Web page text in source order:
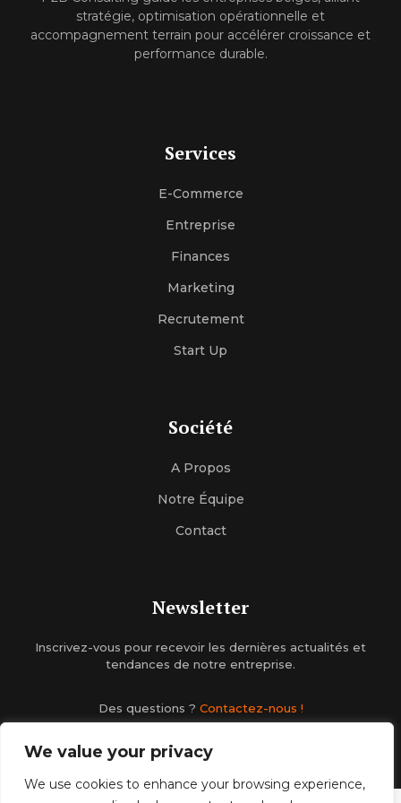
We value your privacy
We use cookies to enhance your browsing experience,
stratégie, optimisation opérationnelle et
accompagnement terrain pour accélérer croissance et
performance durable.
Services
E-Commerce
Entreprise
Finances
Marketing
Recrutement
Start Up
Société
A Propos
Notre Équipe
Contact
Newsletter
Inscrivez-vous pour recevoir les dernières actualités et
tendances de notre entreprise.
Des questions ? Contactez-nous !